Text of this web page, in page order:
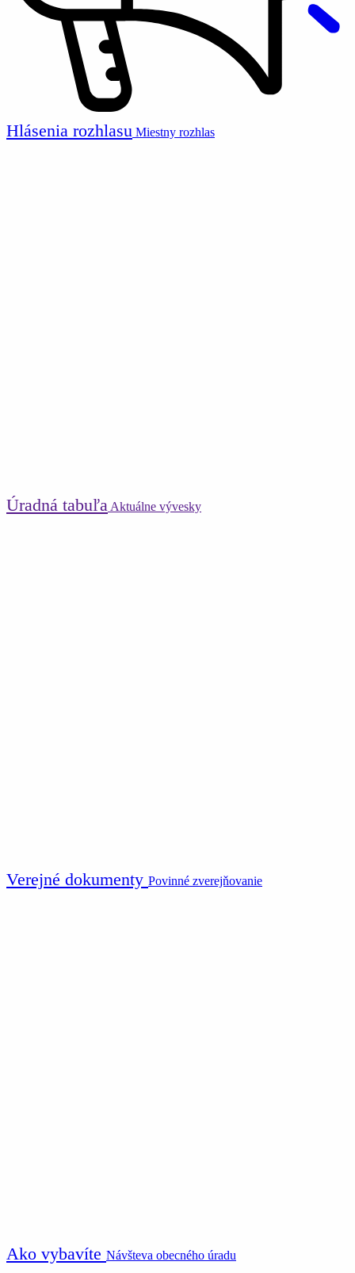
Hlásenia rozhlasu Miestny rozhlas
Úradná tabuľa Aktuálne vývesky
Verejné dokumenty Povinné zverejňovanie
Ako vybavíte Návšteva obecného úradu